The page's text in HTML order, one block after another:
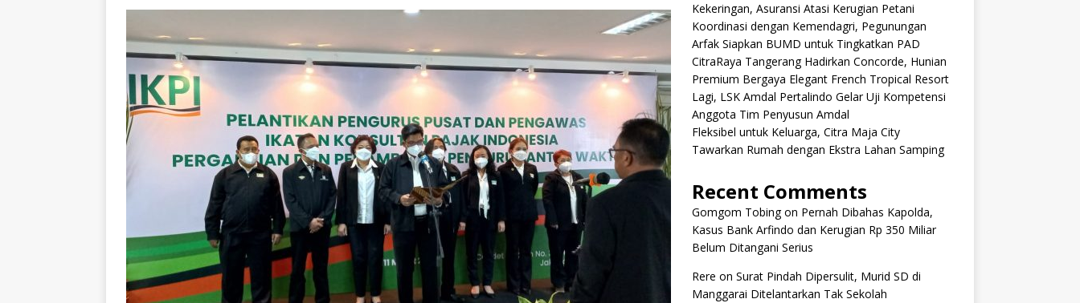
Kekeringan, Asuransi Atasi Kerugian Petani
Koordinasi dengan Kemendagri, Pegunungan
Arfak Siapkan BUMD untuk Tingkatkan PAD
CitraRaya Tangerang Hadirkan Concorde, Hunian
Premium Bergaya Elegant French Tropical Resort
Lagi, LSK Amdal Pertalindo Gelar Uji Kompetensi
Anggota Tim Penyusun Amdal
Fleksibel untuk Keluarga, Citra Maja City
Tawarkan Rumah dengan Ekstra Lahan Samping
Recent Comments
Gomgom Tobingon Pernah Dibahas Kapolda,
Kasus Bank Arfindo dan Kerugian Rp 350 Miliar
Belum Ditangani Serius
Rere on Surat Pindah Dipersulit, Murid SD di
Manggarai Ditelantarkan Tak Sekolah